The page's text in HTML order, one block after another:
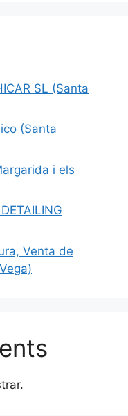
SL (Santa
(Santa
i els
Venta de